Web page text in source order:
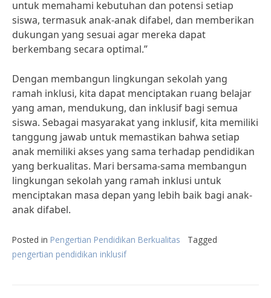
untuk memahami kebutuhan dan potensi setiap
siswa, termasuk anak-anak difabel, dan memberikan
dukungan yang sesuai agar mereka dapat
berkembang secara optimal.”
Dengan membangun lingkungan sekolah yang
ramah inklusi, kita dapat menciptakan ruang belajar
yang aman, mendukung, dan inklusif bagi semua
siswa. Sebagai masyarakat yang inklusif, kita memiliki
tanggung jawab untuk memastikan bahwa setiap
anak memiliki akses yang sama terhadap pendidikan
yang berkualitas. Mari bersama-sama membangun
lingkungan sekolah yang ramah inklusi untuk
menciptakan masa depan yang lebih baik bagi anak-
anak difabel.
Posted in Pengertian Pendidikan Berkualitas
Tagged
pengertian pendidikan inklusif